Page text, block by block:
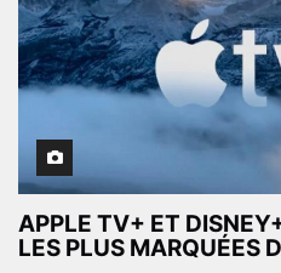
APPLE TV+ ET
LES PLUS MARQUÉES